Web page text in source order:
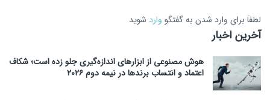
لطفاَ برای وارد شدن به گفتگو وارد شوید
آخرین اخبار
هوش مصنوعی از ابزارهای اندازه‌گیری جلو زده است؛ شکاف
اعتماد و انتساب برندها در نیمه دوم ۲۰۲۶